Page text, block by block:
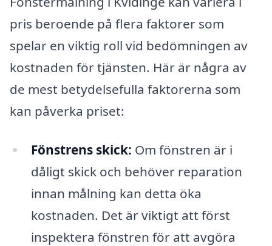
pris beroende på flera faktorer som
spelar en viktig roll vid bedömningen av
kostnaden för tjänsten. Här är några av
de mest betydelsefulla faktorerna som
kan påverka priset:
Fönstrens skick: Om fönstren är i
dåligt skick och behöver reparation
innan målning kan detta öka
kostnaden. Det är viktigt att först
inspektera fönstren för att avgöra